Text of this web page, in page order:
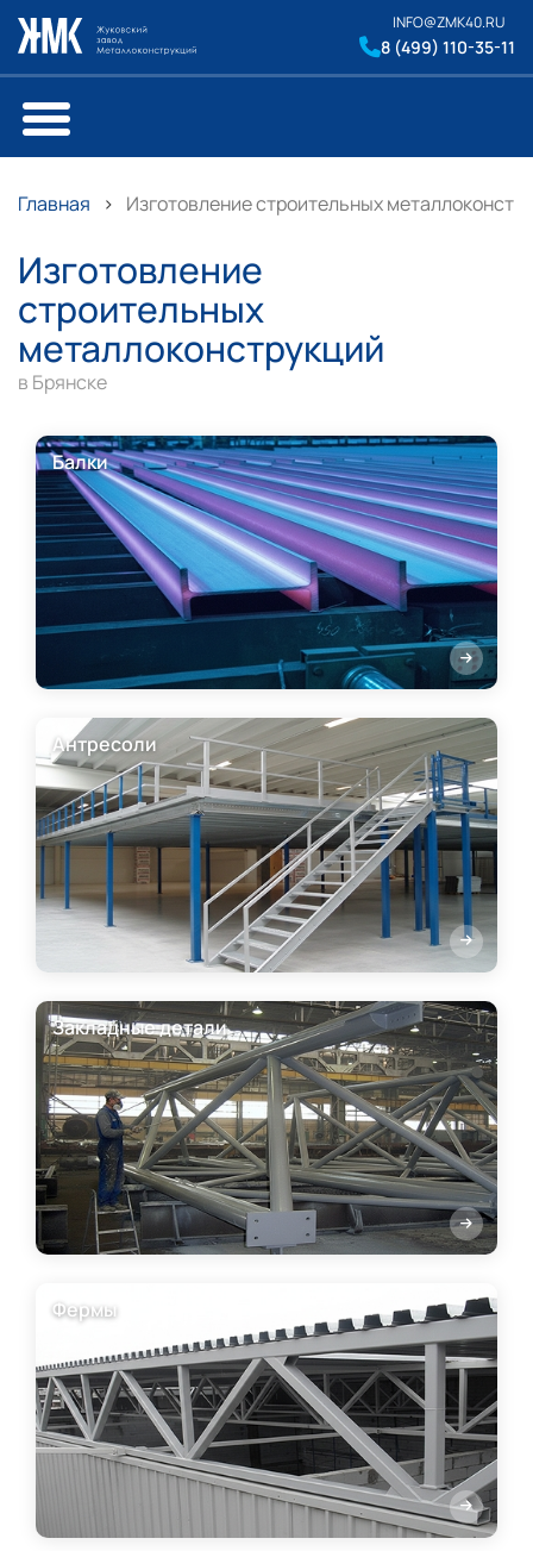
INFO@ZMK40.RU
8 (499) 110-35-11
Главная Изготовление строительных
Изготовление
строительных
металлоконструкций
в Брянске
Балки
Антресоли
Закладные детали
Фермы